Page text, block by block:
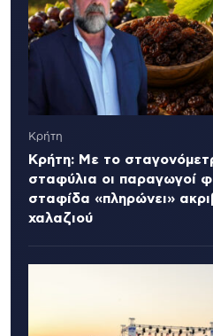
Κρήτη
Κρήτη: Με το
σταφύλια οι παραγωγοί
σταφίδα «πληρώνει»
χαλαζιού